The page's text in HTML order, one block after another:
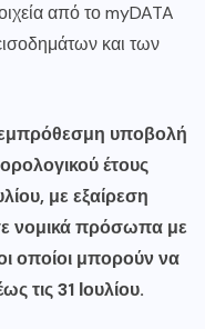
από το myDATA
και των
υποβολή
έτους
με εξαίρεση
νομικά πρόσωπα με
οποίοι μπορούν να
τις 31 Ιουλίου.